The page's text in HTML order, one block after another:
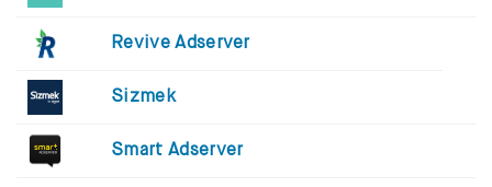
Revive Adserver
Sizmek
Smart Adserver